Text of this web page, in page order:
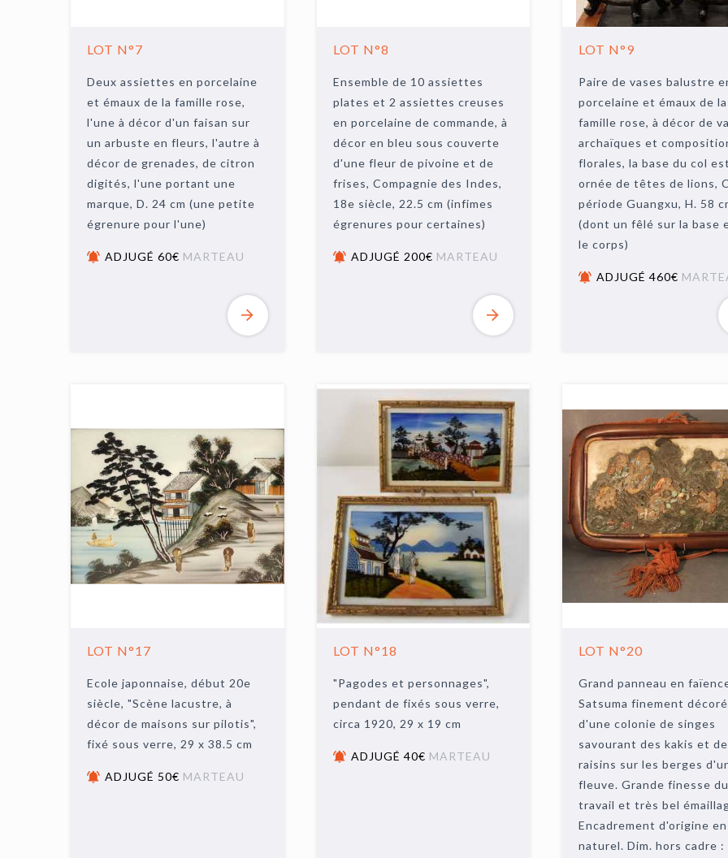
LOT N°7
Deux assiettes en porcelaine
et émaux de la famille rose,
l'une à décor d'un faisan sur
un arbuste en fleurs, l'autre à
décor de grenades, de citron
digités, l'une portant une
marque, D. 24 cm (une petite
égrenure pour l'une)
ADJUGÉ 60€ MARTEAU
LOT N°8
Ensemble de 10 assiettes
plates et 2 assiettes creuses
en porcelaine de commande, à
décor en bleu sous couverte
d'une fleur de pivoine et de
frises, Compagnie des Indes,
18e siècle, 22.5 cm (infimes
égrenures pour certaines)
ADJUGÉ 200€ MARTEAU
LOT N°9
Paire de vases balustre
porcelaine et émaux de la
famille rose, à décor de
archaïques et
florales, la base du col
ornée de têtes de lions,
période Guangxu, H. 58
(dont un fêlé sur la base
le corps)
ADJUGÉ 460€
LOT N°17
Ecole japonnaise, début 20e
siècle, "Scène lacustre, à
décor de maisons sur pilotis",
fixé sous verre, 29 x 38.5 cm
ADJUGÉ 50€ MARTEAU
LOT N°18
"Pagodes et personnages",
pendant de fixés sous verre,
circa 1920, 29 x 19 cm
ADJUGÉ 40€ MARTEAU
LOT N°20
Grand panneau en
Satsuma finement décoré
d'une colonie de singes
savourant des kakis et
raisins sur les berges
fleuve. Grande finesse du
travail et très bel
Encadrement d'origine
naturel. Dim. hors cadre :